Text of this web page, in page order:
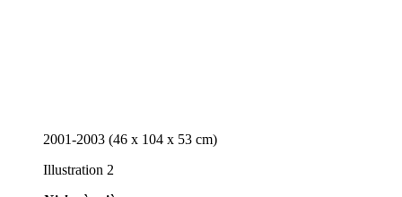
2001-2003 (46 x 104 x 53 cm)
Illustration 2